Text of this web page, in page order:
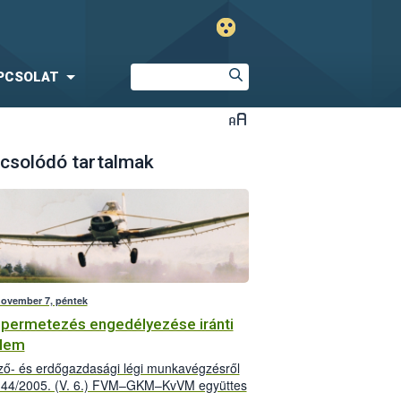
tartalmak
7, péntek
engedélyezése iránti
és erdőgazdasági légi munkavégzésről
2005. (V. 6.) FVM–GKM–KvVM együttes